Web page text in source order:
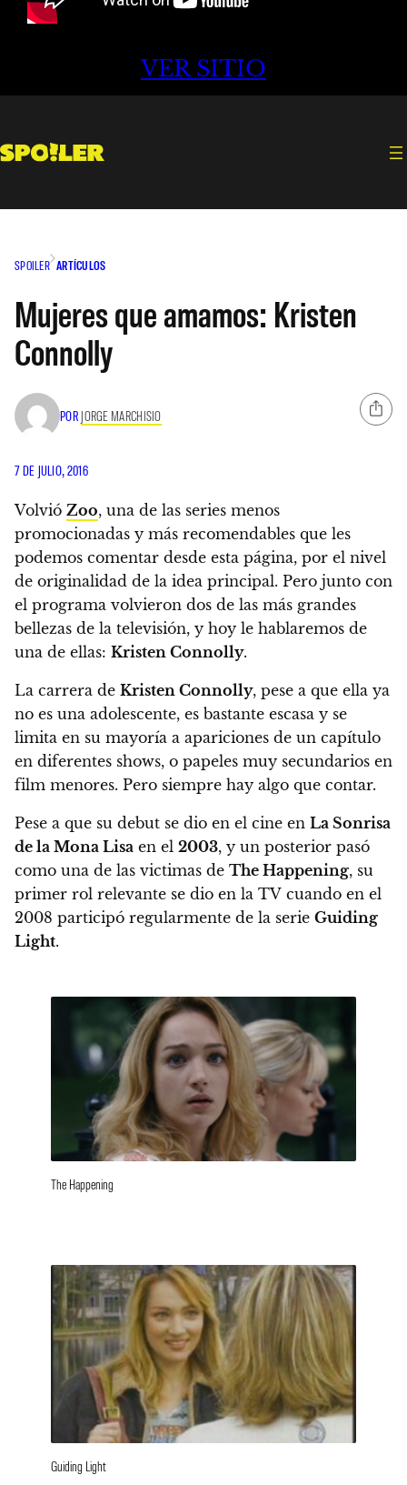
VER SITIO
SPOILER ARTÍCULOS
Mujeres que amamos: Kristen
Connolly
POR JORGE MARCHISIO
7 DE JULIO, 2016
Volvió Zoo, una de las series menos
promocionadas y más recomendables que les
podemos comentar desde esta página, por el nivel
de originalidad de la idea principal. Pero junto con
el programa volvieron dos de las más grandes
bellezas de la televisión, y hoy le hablaremos de
una de ellas: Kristen Connolly.
La carrera de Kristen Connolly, pese a que ella ya
no es una adolescente, es bastante escasa y se
limita en su mayoría a apariciones de un capítulo
en diferentes shows, o papeles muy secundarios en
film menores. Pero siempre hay algo que contar.
Pese a que su debut se dio en el cine en La Sonrisa
de la Mona Lisa en el 2003, y un posterior pasó
como una de las victimas de The Happening, su
primer rol relevante se dio en la TV cuando en el
2008 participó regularmente de la serie Guiding
Light.
The Happening
Guiding Light